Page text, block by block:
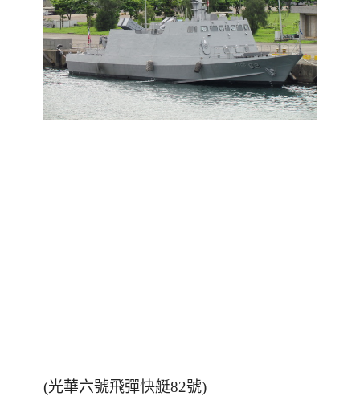
(光華六號飛彈快艇82號)